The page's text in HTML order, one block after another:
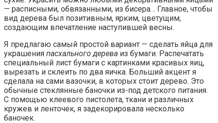
— расписными, обвязанными, из бисера… Главное, чтобы
вид дерева был позитивным, ярким, цветущим,
создающим впечатление наступившей весны.
Я предлагаю самый простой вариант — сделать яйца для
украшения пасхального дерева из бумаги. Распечатать
специальный лист бумаги с картинками красивых яиц,
вырезать и склеить по два яичка. Больший акцент я
сделала на сами вазочки, в которых стоит дерево. Это
обычные стеклянные баночки из-под детского питания.
С помощью клеевого пистолета, ткани и различных
кружев и ленточек, я задекорировала несколько
баночек.